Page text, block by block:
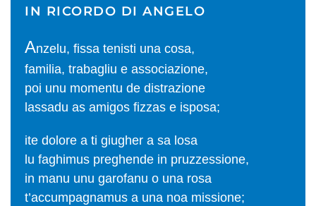
IN RICORDO DI ANGELO
Anzelu, fissa tenisti una cosa,
familia, trabagliu e associazione,
poi unu momentu de distrazione
lassadu as amigos fizzas e isposa;
ite dolore a ti giugher a sa losa
lu faghimus preghende in pruzzessione,
in manu unu garofanu o una rosa
t’accumpagnamus a una noa missione;